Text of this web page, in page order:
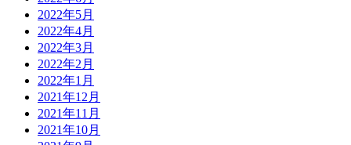
2022年5月
2022年4月
2022年3月
2022年2月
2022年1月
2021年12月
2021年11月
2021年10月